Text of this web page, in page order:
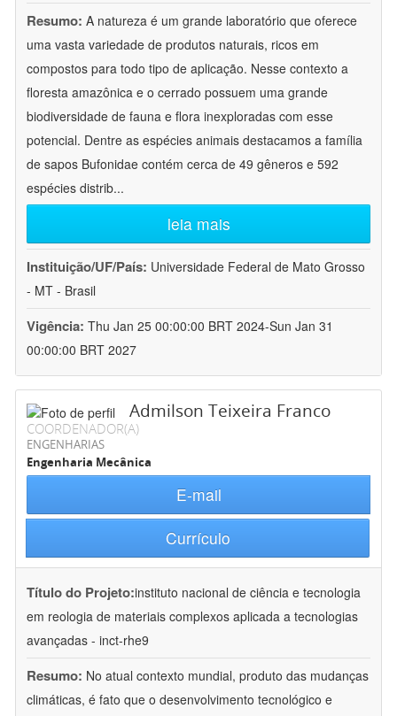
Resumo: A natureza é um grande laboratório que oferece
uma vasta variedade de produtos naturais, ricos em
compostos para todo tipo de aplicação. Nesse contexto a
floresta amazônica e o cerrado possuem uma grande
biodiversidade de fauna e flora inexploradas com esse
potencial. Dentre as espécies animais destacamos a família
de sapos Bufonidae contém cerca de 49 gêneros e 592
espécies distrib...
leia mais
Instituição/UF/País: Universidade Federal de Mato Grosso
- MT - Brasil
Vigência: Thu Jan 25 00:00:00 BRT 2024-Sun Jan 31
00:00:00 BRT 2027
Admilson Teixeira Franco
COORDENADOR(A)
ENGENHARIAS
Engenharia Mecânica
E-mail
Currículo
Título do Projeto:instituto nacional de ciência e tecnologia
em reologia de materiais complexos aplicada a tecnologias
avançadas - inct-rhe9
Resumo: No atual contexto mundial, produto das mudanças
climáticas, é fato que o desenvolvimento tecnológico e